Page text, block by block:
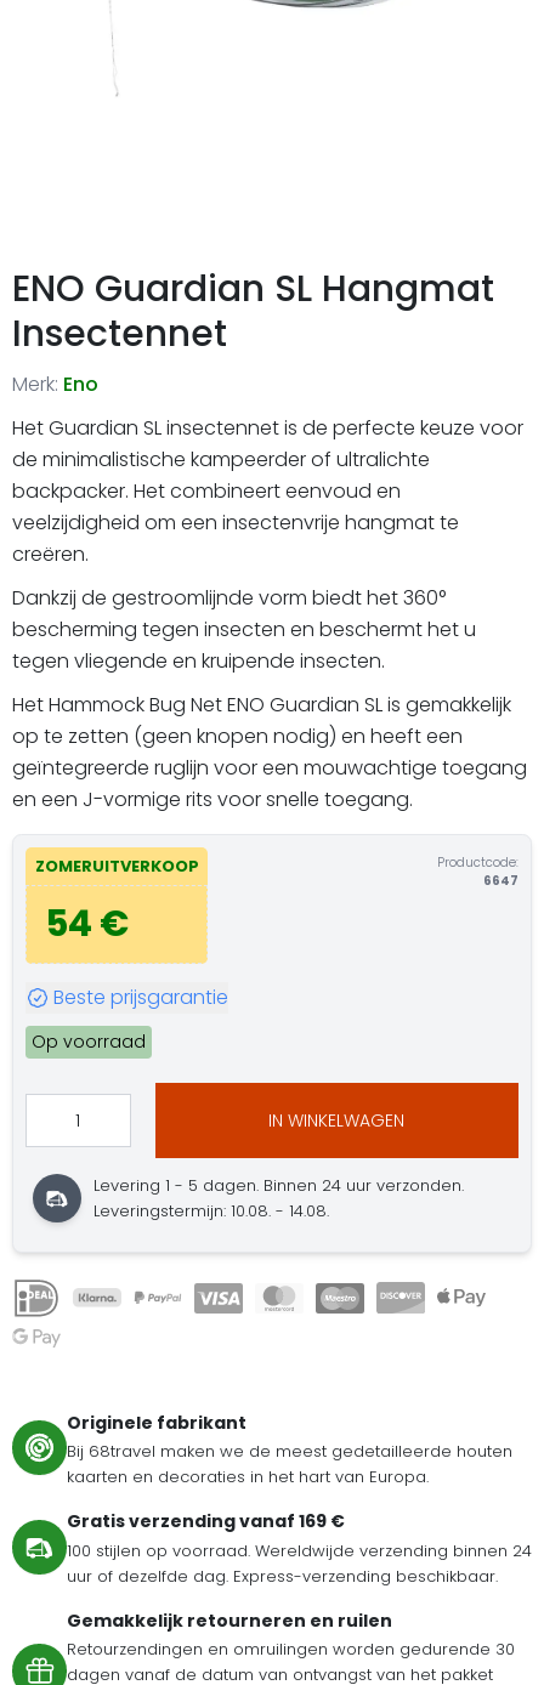
ENO Guardian SL Hangmat
Insectennet
Merk: Eno
Het Guardian SL insectennet is de perfecte keuze voor
de minimalistische kampeerder of ultralichte
backpacker. Het combineert eenvoud en
veelzijdigheid om een insectenvrije hangmat te
creëren.
Dankzij de gestroomlijnde vorm biedt het 360°
bescherming tegen insecten en beschermt het u
tegen vliegende en kruipende insecten.
Het Hammock Bug Net ENO Guardian SL is gemakkelijk
op te zetten (geen knopen nodig) en heeft een
geïntegreerde ruglijn voor een mouwachtige toegang
en een J-vormige rits voor snelle toegang.
ZOMERUITVERKOOP
54 €
Productcode:
6647
Beste prijsgarantie
Op voorraad
IN WINKELWAGEN
Levering 1 - 5 dagen. Binnen 24 uur verzonden.
Leveringstermijn: 10.08. - 14.08.
Originele fabrikant
Bij 68travel maken we de meest gedetailleerde houten
kaarten en decoraties in het hart van Europa.
Gratis verzending vanaf 169 €
100 stijlen op voorraad. Wereldwijde verzending binnen 24
uur of dezelfde dag. Express-verzending beschikbaar.
Gemakkelijk retourneren en ruilen
Retourzendingen en omruilingen worden gedurende 30
dagen vanaf de datum van ontvangst van het pakket